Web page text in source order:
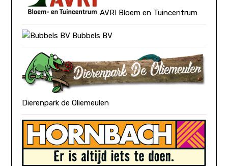
AVRI Bloem en Tuincentrum
Bubbels BV
Dierenpark de Oliemeulen